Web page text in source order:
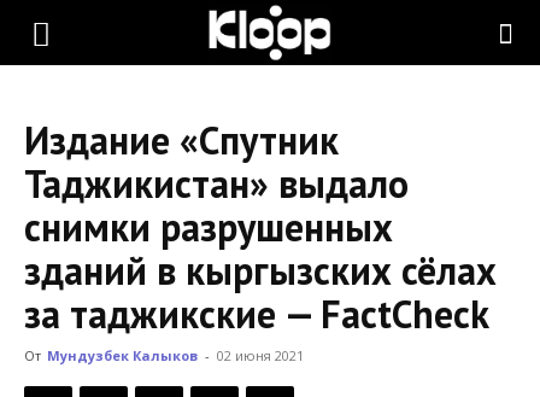
KLOOP.KG
Новости
Кыргызстана
Издание «Спутник
Таджикистан» выдало
снимки разрушенных
зданий в кыргызских сёлах
за таджикские — FactCheck
От Мундузбек Калыков - 02 июня 2021